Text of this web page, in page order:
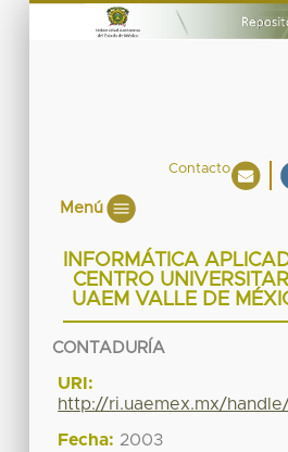
Contacto
Menú
INFORMÁTICA
CENTRO
UAEM VALLE DE
CONTADURÍA
URI:
http://ri.uaemex.mx/
Fecha: 2003